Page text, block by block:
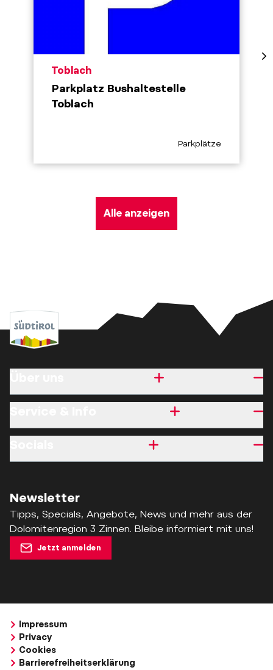
aria.poi_location_prefix
Toblach
Parkplatz Bushaltestelle
Toblach
Parkplätze
Alle anzeigen
Newsletter
Tipps, Specials, Angebote, News und mehr aus der
Dolomitenregion 3 Zinnen. Bleibe informiert mit uns!
Jetzt anmelden
Impressum
Privacy
Cookies
Barrierefreiheitserklärung